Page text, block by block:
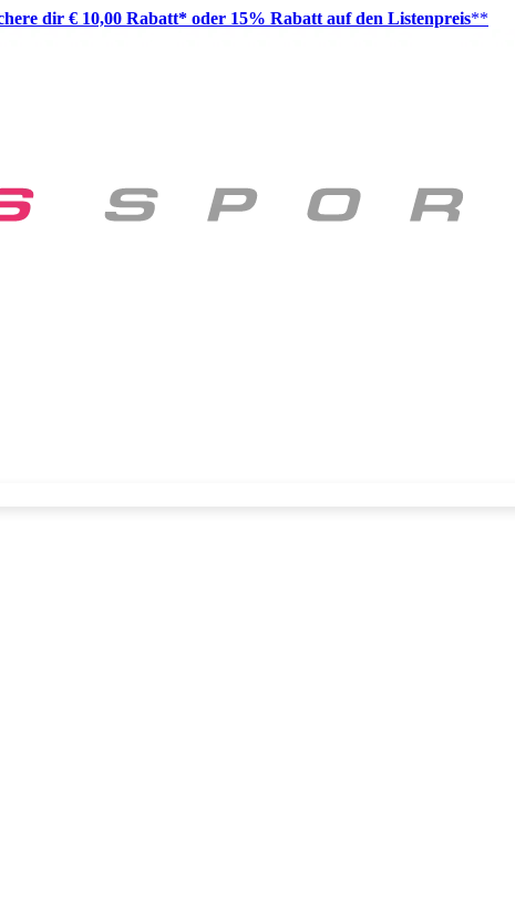
dir € 10,00 Rabatt* oder 15% Rabatt auf den Listenpreis**